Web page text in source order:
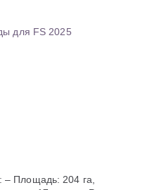
для FS 2025
– Площадь: 204 га,